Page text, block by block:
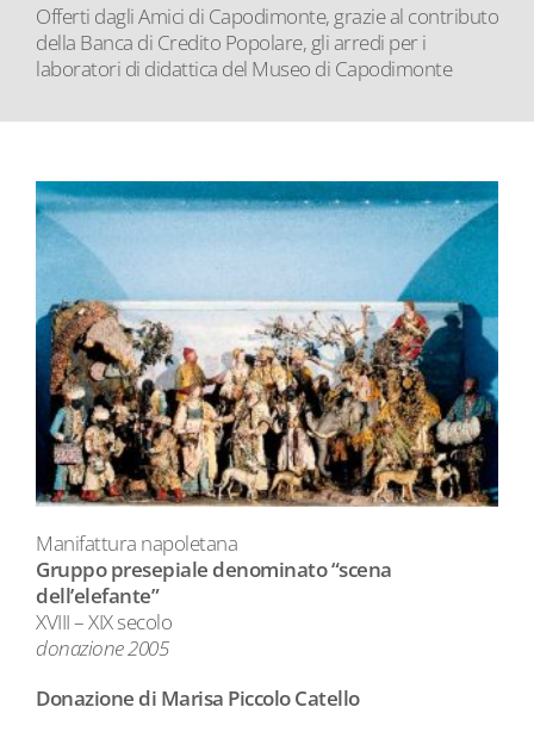
Offerti dagli Amici di Capodimonte, grazie al contributo
della Banca di Credito Popolare, gli arredi per i
laboratori di didattica del Museo di Capodimonte
Manifattura napoletana
Gruppo presepiale denominato “scena
dell’elefante”
XVIII – XIX secolo
donazione 2005
Donazione di Marisa Piccolo Catello